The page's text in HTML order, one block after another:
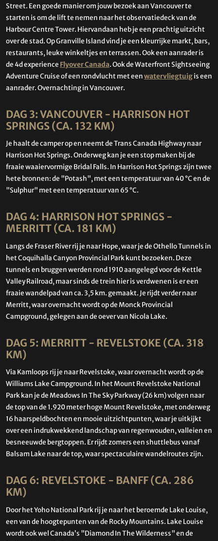
Street. Een goede manier om jouw bezoek aan Vancouver te
starten is om de lift te nemen naar het observatiedeck van de
Harbour Centre Tower. Hiervandaan heb je een prachtig uitzicht
over de stad. Op Granville Island vind je een kleurrijke markt, bars,
restaurants, leuke winkeltjes en terrassen. Ook een aanrader is
de 4d experience Flyover Canada. Ook de Waterfront Sightseeing
Adventure Cruise of een rondvlucht met eenwatervliegtuigis een
aanrader. Overnachting in Vancouver.
DAG 3: VANCOUVER - HARRISON HOT
SPRINGS (CA. 132 KM)
Je haalt de camper op en neemt de Trans Canada Highway naar
Harrison Hot Springs. Onderweg kan je een stop maken bij de
fraaie waaiervormige Bridal Falls. In Harrison Hot Springs zijn twee
hete bronnen: de "Potash", met een temperatuur van 40 °C en de
"Sulphur" met een temperatuur van 65 °C.
DAG 4: HARRISON HOT SPRINGS -
MERRITT (CA. 181 KM)
Langs de Fraser River rij je naar Hope, waar je de Othello Tunnels in
het Coquihalla Canyon Provincial Park kunt bezoeken. Deze
tunnels en bruggen werden rond 1910 aangelegd voor de Kettle
Valley Railroad, maar sinds de trein hier is verdwenen is er een
fraaie wandelpad van ca. 3,5 km. gemaakt. Je rijdt verder naar
Merritt, waar overnacht wordt op de Monck Provincial
Campground, gelegen aan de oever van Nicola Lake.
DAG 5: MERRITT - REVELSTOKE (CA. 318
KM)
Via Kamloops rij je naar Revelstoke, waar overnacht wordt op de
Williams Lake Campground. In het Mount Revelstoke National
Park kan je de Meadows In The Sky Parkway (26 km) volgen naar
de top van de 1.920 meter hoge Mount Revelstoke, met onderweg
16 haarspeldbochten en mooie uitzichtpunten, waar je uitkijkt
over een indrukwekkend landschap van regenwouden, valleien en
besneeuwde bergtoppen. Er rijdt zomers een shuttlebus vanaf
Balsam Lake naar de top, waar spectaculaire wandelroutes zijn.
DAG 6: REVELSTOKE - BANFF (CA. 286
KM)
Door het Yoho National Park rij je naar het beroemde Lake Louise,
een van de hoogtepunten van de Rocky Mountains. Lake Louise
wordt ook wel Canada’s "Diamond In The Wilderness" en de